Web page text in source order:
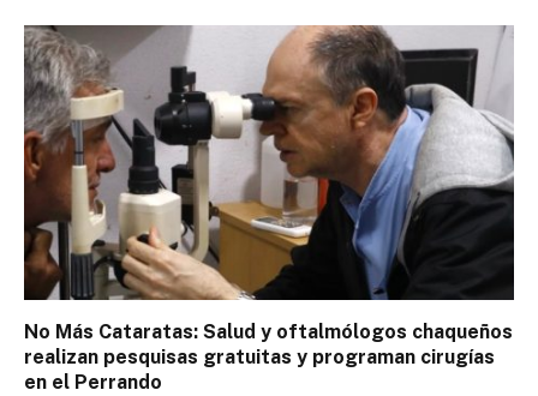
No Más Cataratas: Salud y oftalmólogos chaqueños
realizan pesquisas gratuitas y programan cirugías
en el Perrando